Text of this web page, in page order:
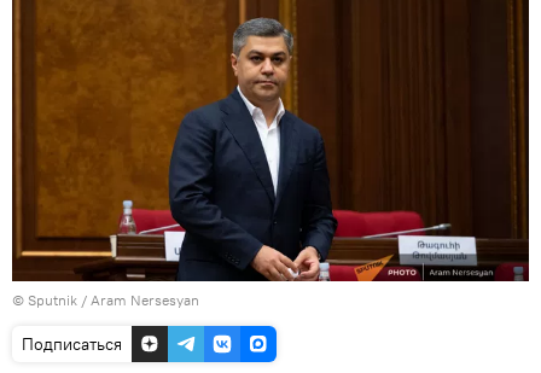
© Sputnik / Aram Nersesyan
Подписаться